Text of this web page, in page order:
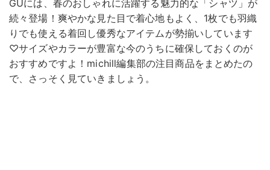
GUには、春のおしゃれに活躍する魅力的な「シャツ」が
続々登場！爽やかな見た目で着心地もよく、1枚でも羽織
りでも使える着回し優秀なアイテムが勢揃いしています
♡サイズやカラーが豊富な今のうちに確保しておくのが
おすすめですよ！michill編集部の注目商品をまとめたの
で、さっそく見ていきましょう。